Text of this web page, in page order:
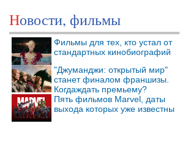
Новости, фильмы
Фильмы для тех, кто устал от
стандартных кинобиографий
"Джуманджи: открытый мир"
станет финалом франшизы.
Когдаждать премьему?
Пять фильмов Marvel, даты
выхода которых уже известны